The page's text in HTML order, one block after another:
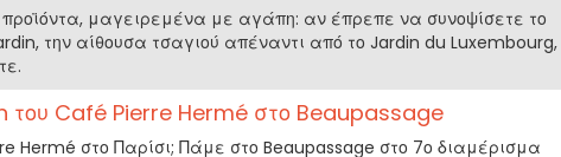
μαγειρεμένα με αγάπη: αν έπρεπε να συνοψίσετε το
την αίθουσα τσαγιού απέναντι από το Jardin du Luxembourg,
του Café Pierre Hermé στο Beaupassage
Hermé στο Παρίσι; Πάμε στο Beaupassage στο 7ο διαμέρισμα